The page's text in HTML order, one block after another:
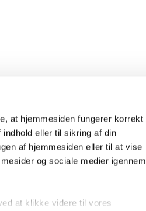
at hjemmesiden fungerer korrekt
eller til sikring af din
af hjemmesiden eller til at vise
og sociale medier igennem
at klikke videre til vores